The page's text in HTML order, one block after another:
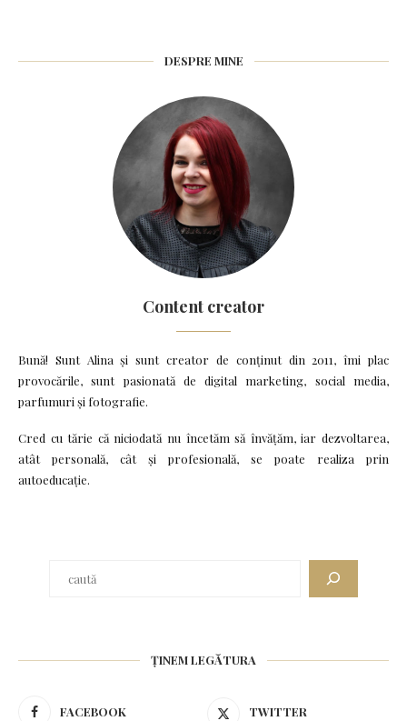
DESPRE MINE
Content creator
Bună! Sunt Alina și sunt creator de conținut din 2011, îmi plac
provocările, sunt pasionată de digital marketing, social media,
parfumuri și fotografie.
Cred cu tărie că niciodată nu încetăm să învățăm, iar dezvoltarea,
atât personală, cât și profesională, se poate realiza prin
autoeducație.
ȚINEM LEGĂTURA
FACEBOOK TWITTER